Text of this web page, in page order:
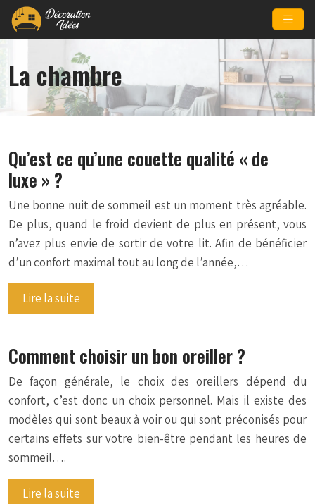
La chambre
Qu’est ce qu’une couette qualité « de
luxe » ?
Une bonne nuit de sommeil est un moment très agréable.
De plus, quand le froid devient de plus en présent, vous
n’avez plus envie de sortir de votre lit. Afin de bénéficier
d’un confort maximal tout au long de l’année,…
Lire la suite
Comment choisir un bon oreiller ?
De façon générale, le choix des oreillers dépend du
confort, c’est donc un choix personnel. Mais il existe des
modèles qui sont beaux à voir ou qui sont préconisés pour
certains effets sur votre bien-être pendant les heures de
sommeil….
Lire la suite